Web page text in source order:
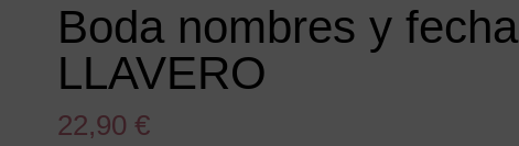
Boda nombres y fecha
LLAVERO
22,90 €